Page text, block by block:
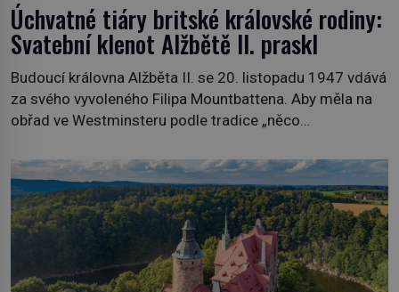
Úchvatné tiáry britské královské rodiny:
Svatební klenot Alžbětě II. praskl
Budoucí královna Alžběta II. se 20. listopadu 1947 vdává
za svého vyvoleného Filipa Mountbattena. Aby měla na
obřad ve Westminsteru podle tradice „něco
soukromé kolekce – diamantovou tiáru královny Marie.
„Je to ošklivá špičatá tiára,“ zhodnotil klenot britský
politik Sir Henry Channon (1897–1958), když si […]